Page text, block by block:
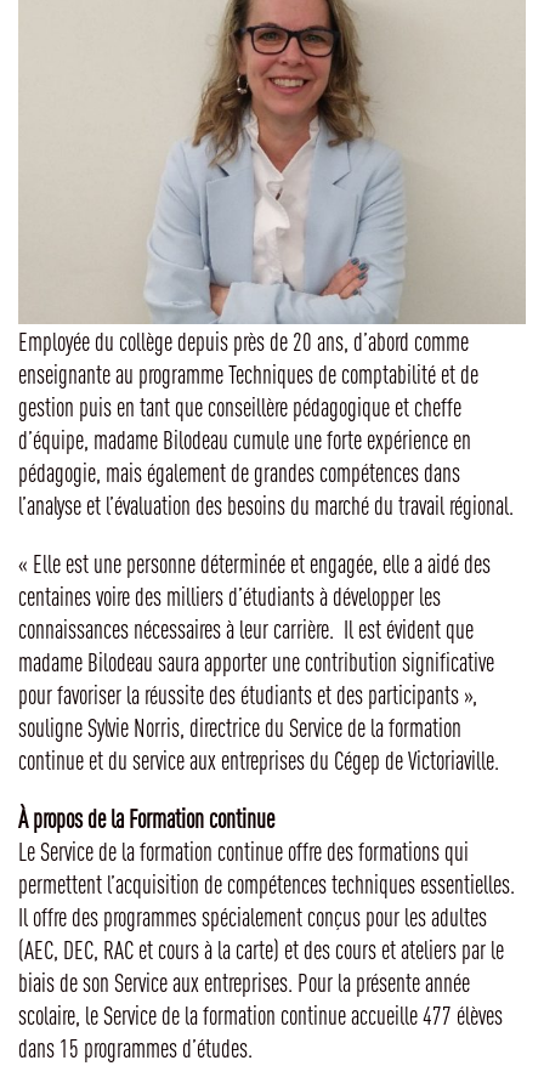
Employée du collège depuis près de 20 ans, d’abord comme
enseignante au programme Techniques de comptabilité et de
gestion puis en tant que conseillère pédagogique et cheffe
d’équipe, madame Bilodeau cumule une forte expérience en
pédagogie, mais également de grandes compétences dans
l’analyse et l’évaluation des besoins du marché du travail régional.
« Elle est une personne déterminée et engagée, elle a aidé des
centaines voire des milliers d’étudiants à développer les
connaissances nécessaires à leur carrière. Il est évident que
madame Bilodeau saura apporter une contribution significative
pour favoriser la réussite des étudiants et des participants »,
souligne Sylvie Norris, directrice du Service de la formation
continue et du service aux entreprises du Cégep de Victoriaville.
À propos de la Formation continue
Le Service de la formation continue offre des formations qui
permettent l’acquisition de compétences techniques essentielles.
Il offre des programmes spécialement conçus pour les adultes
(AEC, DEC, RAC et cours à la carte) et des cours et ateliers par le
biais de son Service aux entreprises. Pour la présente année
scolaire, le Service de la formation continue accueille 477 élèves
dans 15 programmes d’études.